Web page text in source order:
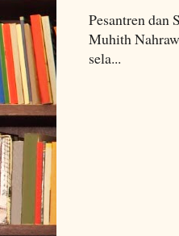
Pesantren dan
Muhith
sela...